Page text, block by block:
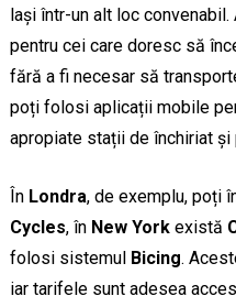
lași într-un alt loc
pentru cei care doresc să
fără a fi necesar să
poți folosi aplicații mobile
apropiate stații de închiriat
În Londra, de exemplu, poți
Cycles, în New Yorkexistă
folosi sistemul Bicing.
iar tarifele sunt adesea